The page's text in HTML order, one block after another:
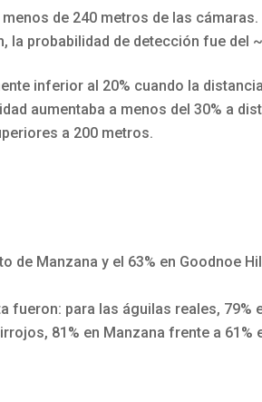
de 240 metros de las cámaras.
probabilidad de detección fue del
inferior al 20% cuando la
aumentaba a menos del 30% a
a 200 metros.
de Manzana y el 63% en Goodnoe
para las águilas reales, 79%
81% en Manzana frente a 61%